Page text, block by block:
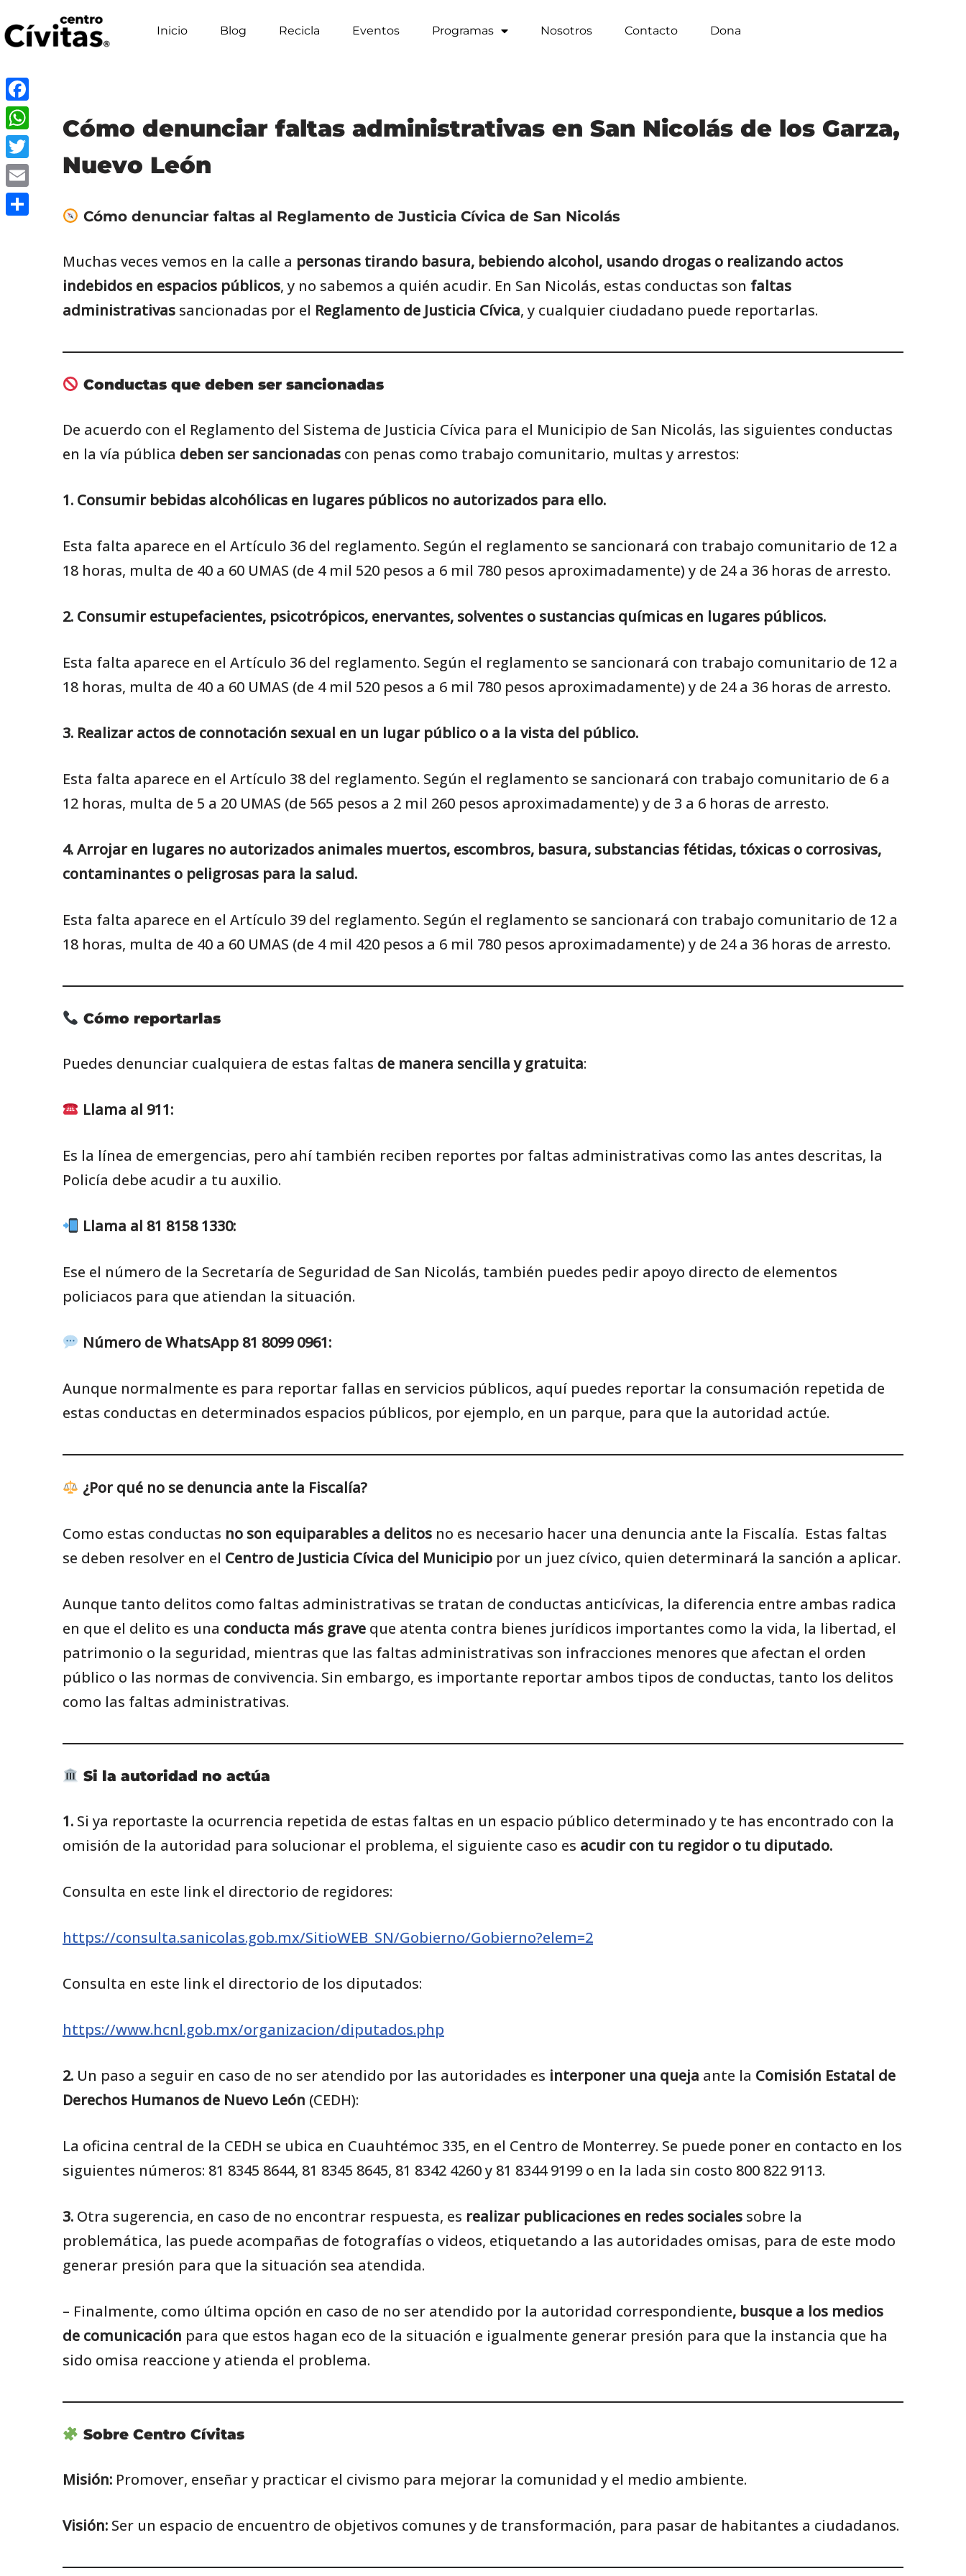
Saltar
contenido
Inicio Blog Recicla Eventos Programas Nosotros Contacto Dona
Cómo denunciar faltas administrativas en San Nicolás de los Garza,
Nuevo León
Cómo denunciar faltas al Reglamento de Justicia Cívica de San Nicolás
Muchas veces vemos en la calle a personas tirando basura, bebiendo alcohol, usando drogas o realizando actos
indebidos en espacios públicos, y no sabemos a quién acudir. En San Nicolás, estas conductas son faltas
administrativas sancionadas por el Reglamento de Justicia Cívica, y cualquier ciudadano puede reportarlas.
Conductas que deben ser sancionadas
De acuerdo con el Reglamento del Sistema de Justicia Cívica para el Municipio de San Nicolás, las siguientes conductas
en la vía pública deben ser sancionadas con penas como trabajo comunitario, multas y arrestos:
1. Consumir bebidas alcohólicas en lugares públicos no autorizados para ello.
Esta falta aparece en el Artículo 36 del reglamento. Según el reglamento se sancionará con trabajo comunitario de 12 a
18 horas, multa de 40 a 60 UMAS (de 4 mil 520 pesos a 6 mil 780 pesos aproximadamente) y de 24 a 36 horas de arresto.
2. Consumir estupefacientes, psicotrópicos, enervantes, solventes o sustancias químicas en lugares públicos.
Esta falta aparece en el Artículo 36 del reglamento. Según el reglamento se sancionará con trabajo comunitario de 12 a
18 horas, multa de 40 a 60 UMAS (de 4 mil 520 pesos a 6 mil 780 pesos aproximadamente) y de 24 a 36 horas de arresto.
3. Realizar actos de connotación sexual en un lugar público o a la vista del público.
Esta falta aparece en el Artículo 38 del reglamento. Según el reglamento se sancionará con trabajo comunitario de 6 a
12 horas, multa de 5 a 20 UMAS (de 565 pesos a 2 mil 260 pesos aproximadamente) y de 3 a 6 horas de arresto.
4. Arrojar en lugares no autorizados animales muertos, escombros, basura, substancias fétidas, tóxicas o corrosivas,
contaminantes o peligrosas para la salud.
Esta falta aparece en el Artículo 39 del reglamento. Según el reglamento se sancionará con trabajo comunitario de 12 a
18 horas, multa de 40 a 60 UMAS (de 4 mil 420 pesos a 6 mil 780 pesos aproximadamente) y de 24 a 36 horas de arresto.
Cómo reportarlas
Puedes denunciar cualquiera de estas faltas de manera sencilla y gratuita:
Llama al 911:
Es la línea de emergencias, pero ahí también reciben reportes por faltas administrativas como las antes descritas, la
Policía debe acudir a tu auxilio.
Llama al 81 8158 1330:
Ese el número de la Secretaría de Seguridad de San Nicolás, también puedes pedir apoyo directo de elementos
policiacos para que atiendan la situación.
Número de WhatsApp 81 8099 0961:
Aunque normalmente es para reportar fallas en servicios públicos, aquí puedes reportar la consumación repetida de
estas conductas en determinados espacios públicos, por ejemplo, en un parque, para que la autoridad actúe.
¿Por qué no se denuncia ante la Fiscalía?
Como estas conductas no son equiparables a delitos no es necesario hacer una denuncia ante la Fiscalía. Estas faltas
se deben resolver en el Centro de Justicia Cívica del Municipio por un juez cívico, quien determinará la sanción a aplicar.
Aunque tanto delitos como faltas administrativas se tratan de conductas anticívicas, la diferencia entre ambas radica
en que el delito es una conducta más grave que atenta contra bienes jurídicos importantes como la vida, la libertad, el
patrimonio o la seguridad, mientras que las faltas administrativas son infracciones menores que afectan el orden
público o las normas de convivencia. Sin embargo, es importante reportar ambos tipos de conductas, tanto los delitos
como las faltas administrativas.
Si la autoridad no actúa
1. Si ya reportaste la ocurrencia repetida de estas faltas en un espacio público determinado y te has encontrado con la
omisión de la autoridad para solucionar el problema, el siguiente caso es acudir con tu regidor o tu diputado.
Consulta en este link el directorio de regidores:
https://consulta.sanicolas.gob.mx/SitioWEB_SN/Gobierno/Gobierno?elem=2
Consulta en este link el directorio de los diputados:
https://www.hcnl.gob.mx/organizacion/diputados.php
2. Un paso a seguir en caso de no ser atendido por las autoridades es interponer una queja ante la Comisión Estatal de
Derechos Humanos de Nuevo León (CEDH):
La oficina central de la CEDH se ubica en Cuauhtémoc 335, en el Centro de Monterrey. Se puede poner en contacto en los
siguientes números: 81 8345 8644, 81 8345 8645, 81 8342 4260 y 81 8344 9199 o en la lada sin costo 800 822 9113.
3. Otra sugerencia, en caso de no encontrar respuesta, es realizar publicaciones en redes sociales sobre la
problemática, las puede acompañas de fotografías o videos, etiquetando a las autoridades omisas, para de este modo
generar presión para que la situación sea atendida.
– Finalmente, como última opción en caso de no ser atendido por la autoridad correspondiente, busque a los medios
de comunicación para que estos hagan eco de la situación e igualmente generar presión para que la instancia que ha
sido omisa reaccione y atienda el problema.
Sobre Centro Cívitas
Misión: Promover, enseñar y practicar el civismo para mejorar la comunidad y el medio ambiente.
Visión: Ser un espacio de encuentro de objetivos comunes y de transformación, para pasar de habitantes a ciudadanos.
Facebook
WhatsApp
Twitter
Email